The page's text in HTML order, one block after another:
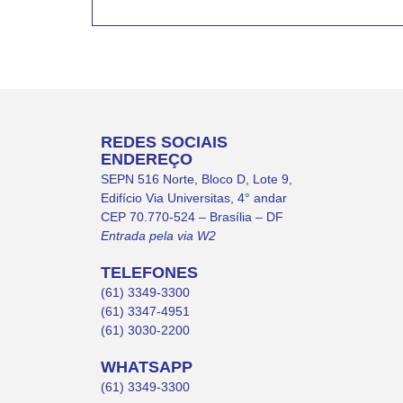
REDES SOCIAIS
ENDEREÇO
SEPN 516 Norte, Bloco D, Lote 9,
Edifício Via Universitas, 4° andar
CEP 70.770-524 – Brasília – DF
Entrada pela via W2
TELEFONES
(61) 3349-3300
(61) 3347-4951
(61) 3030-2200
WHATSAPP
(61) 3349-3300